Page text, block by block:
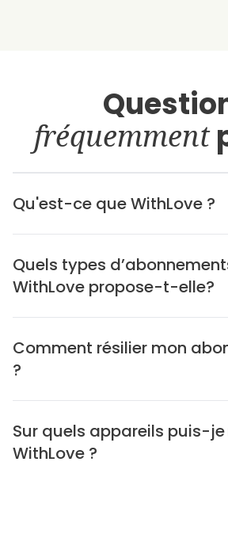
fréquemment
Qu'est-ce que WithLove ?
Quels types
WithLove propose-t-elle?
Comment résilier mon
?
Sur quels appareils puis-
WithLove ?